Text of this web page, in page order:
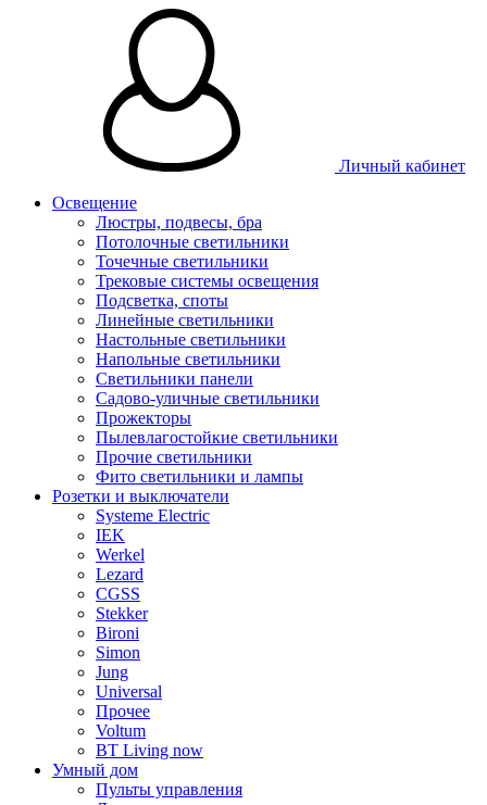
Личный кабинет
Освещение
Люстры, подвесы, бра
Потолочные светильники
Точечные светильники
Трековые системы освещения
Подсветка, споты
Линейные светильники
Настольные светильники
Напольные светильники
Светильники панели
Садово-уличные светильники
Прожекторы
Пылевлагостойкие светильники
Прочие светильники
Фито светильники и лампы
Розетки и выключатели
Systeme Electric
IEK
Werkel
Lezard
CGSS
Stekker
Bironi
Simon
Jung
Universal
Прочее
Voltum
BT Living now
Умный дом
Пульты управления